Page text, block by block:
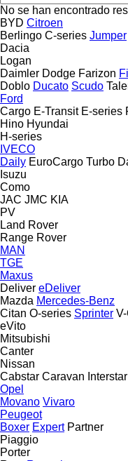
No se han encontrado
BYD Citroen
Berlingo C-series Jumper
Dacia
Logan
Daimler Dodge Farizon
Doblo Ducato Scudo
Ford
Cargo E-Transit E-series
Hino Hyundai
H-series
IVECO
Daily EuroCargo Turbo
Isuzu
Como
JAC JMC KIA
PV
Land Rover
Range Rover
MAN
TGE
Maxus
Deliver eDeliver
Mazda Mercedes-Benz
Citan O-series Sprinter
eVito
Mitsubishi
Canter
Nissan
Cabstar Caravan Interstar
Opel
Movano Vivaro
Peugeot
Boxer Expert Partner
Piaggio
Porter